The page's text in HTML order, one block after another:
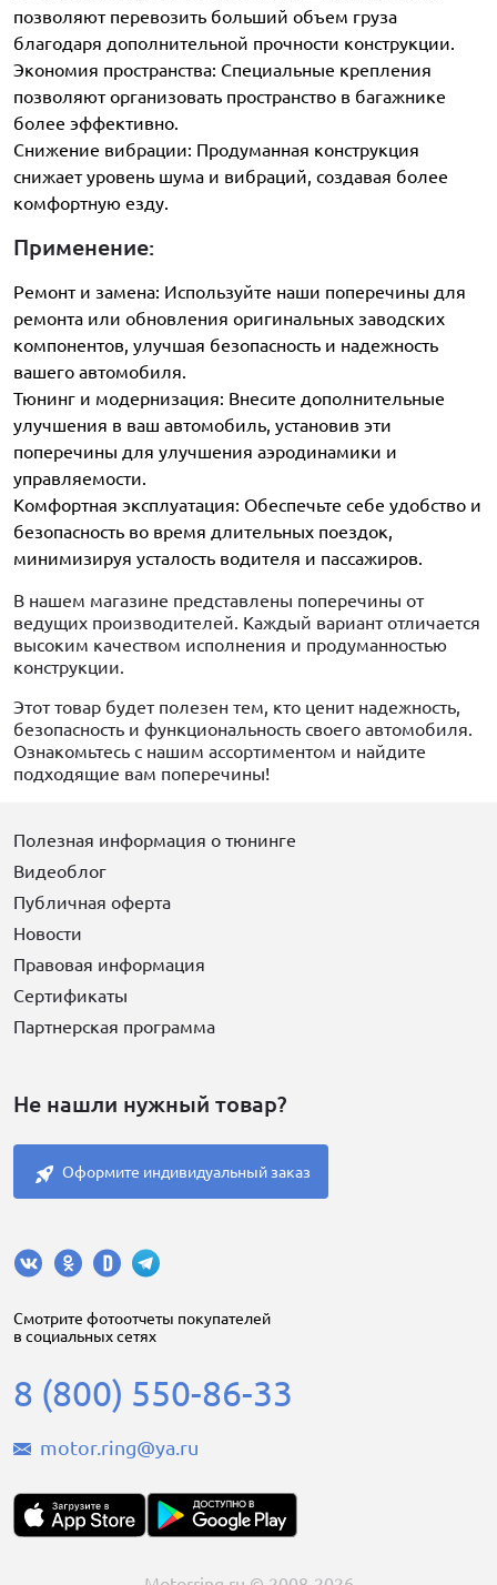
позволяют перевозить больший объем груза
благодаря дополнительной прочности конструкции.
Экономия пространства: Специальные крепления
позволяют организовать пространство в багажнике
более эффективно.
Снижение вибрации: Продуманная конструкция
снижает уровень шума и вибраций, создавая более
комфортную езду.
Применение:
Ремонт и замена: Используйте наши поперечины для
ремонта или обновления оригинальных заводских
компонентов, улучшая безопасность и надежность
вашего автомобиля.
Тюнинг и модернизация: Внесите дополнительные
улучшения в ваш автомобиль, установив эти
поперечины для улучшения аэродинамики и
управляемости.
Комфортная эксплуатация: Обеспечьте себе удобство и
безопасность во время длительных поездок,
минимизируя усталость водителя и пассажиров.
В нашем магазине представлены поперечины от
ведущих производителей. Каждый вариант отличается
высоким качеством исполнения и продуманностью
конструкции.
Этот товар будет полезен тем, кто ценит надежность,
безопасность и функциональность своего автомобиля.
Ознакомьтесь с нашим ассортиментом и найдите
подходящие вам поперечины!
Полезная информация о тюнинге
Видеоблог
Публичная оферта
Новости
Правовая информация
Сертификаты
Партнерская программа
Не нашли нужный товар?
Оформите индивидуальный заказ
Cмотрите фотоотчеты покупателей
в социальных сетях
8 (800) 550-86-33
motor.ring@ya.ru